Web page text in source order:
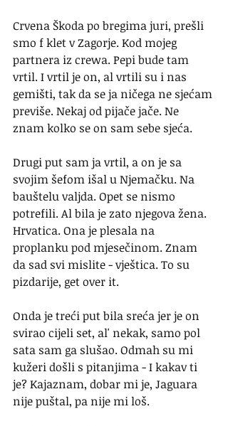
Crvena Škoda po bregima juri, prešli
smo f klet v Zagorje. Kod mojeg
partnera iz crewa. Pepi bude tam
vrtil. I vrtil je on, al vrtili su i nas
gemišti, tak da se ja ničega ne sjećam
previše. Nekaj od pijače jače. Ne
znam kolko se on sam sebe sjeća.
Drugi put sam ja vrtil, a on je sa
svojim šefom išal u Njemačku. Na
bauštelu valjda. Opet se nismo
potrefili. Al bila je zato njegova žena.
Hrvatica. Ona je plesala na
proplanku pod mjesečinom. Znam
da sad svi mislite - vještica. To su
pizdarije, get over it.
Onda je treći put bila sreća jer je on
svirao cijeli set, al' nekak, samo pol
sata sam ga slušao. Odmah su mi
kužeri došli s pitanjima - I kakav ti
je? Kajaznam, dobar mi je, Jaguara
nije puštal, pa nije mi loš.